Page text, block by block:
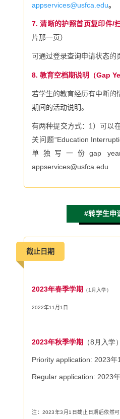
appservices@usfca.edu。
7.清晰的护照首页复印件/
片那一页）
可通过登录查询申请状态的
8. 教育空档期说明（Gap
若学生的教育经历有中断的
期间的活动说明。
有两种提交方式： 1）可以
关问题“Education
单独写一份 gap
appservices@usfca.edu
#转学生申
截止日期
2023年春季学期 （1月入学）
2022年11 月 1 日
2023年秋季学期 （8月入学）
Priority application: 2023年1
Regular application: 2023年
注：2023年3 月 1 日截止日期后依然